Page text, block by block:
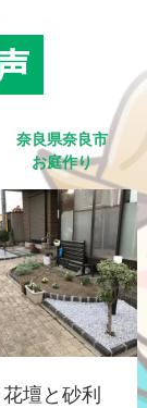
奈良県奈良市
お庭作り
花壇と砂利